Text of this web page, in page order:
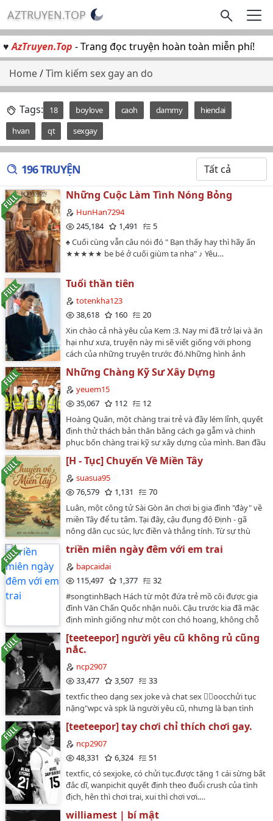
AZTRUYEN.TOP
♥AzTruyen.Top - Trang đọc truyện hoàn toàn miễn phí!
Home/Tìm kiếm sex gay an do
Tags: 18 boylove caoh dammy
hiendai
hvan
qt sexgay
196 TRUYỆN
Những Cuộc Làm Tình Nóng Bỏng
HunHan7294
245,184
1,491
5
♠ Cuối cùng vẫn câu nói đó " Bạn thấy hay thì hãy ấn
★★★★★ be bé ở cuối giùm ta nha" ♪ Yêu…
Tuổi thần tiên
totenkha123
38,618
160
20
Xin chào cả nhà yêu của Kem :3. Nay mi đã trở lại và ăn
hại như xưa, truyện này mi sẽ viết giống với phong
cách của những truyện trước đó.Những hình ảnh
chút phèn mọi người thông cảm giúp. Mình đang cố
gắng cải thiện nét vẽ để mọi người dễ hình dung
những đứa con của mình một cách hoàn hảo nhất Sơ
cậu ta rất đẹp trai và rất giỏi ăn nói người do có tính
cách rất hòa đồng . Chiều cao 1m83, đôi môi hồng
căng bóng, cặp mắt 2 mí hút sâu ánh nhìn của mọi
người.Kha một anh chàng dễ thương với thân hình
đầy đặn, một người yêu thích thể thao, cậu có nét rất
giống con gái. Đặt biệt siêu đẹp trai, nhưng cậu tỏ ra
khá thờ ơ với mọi thứ xung quanh.Và mọi số nhân vật
khác sẽ được phát triễn xuyên suốt câu chuyệnLinh
một người bạn thuở thiếu thời mang một tình yêu
mãnh liệt với Kha…
Những Chàng Kỹ Sư Xây Dựng
yeuem15
35,067
112
12
Hoàng Quân, một chàng trai trẻ và đầy lém lỉnh, quyết
định thử thách bản thân bằng cách gạ gẫm và chinh
phục bốn chàng trai kỹ sư xây dựng của mình. Ban đầu
mắt đầy ẩn ý, Quân dần dẫn dắt các bạn vào thế giới
của sự khám phá tình dục tự do và không giới hạn…
[H - Tục] Chuyến Về Miền Tây
suasua95
76,579
1,131
70
Luân, một công tử Sài Gòn ăn chơi bị gia đình "đày" về
miền Tây để tu tâm. Tại đây, cậu đụng độ Định - gã
nông dân cục súc, lực điền và thẳng tính. Từ sự thù
huống hài hước, oái oăm đã kéo họ lại gần nhau. Qua
những biến cố về gia đình, định kiến xã hội và sự hy
sinh của bạn bè, cả hai dần nhận ra tình cảm thực sự.
Tây Tác giả: Cu Sữa Số chương: 70 Trạng thái: Đang ra.
Thể loại: Drama, boylove, tình dục, lãng mạn Đối tượng
độc giả Độc giả trên 18 tuổi. Phát hành hàng ngày vào
lúc 19h30. Cảnh báo: Truyện có nhiều chi tiết nhạy cảm,
văn dơ, có một số tình tiết hư cấu.…
triền miên ngày đêm với em trai
bapcaidai
115,497
1,377
32
#songtinhBạch Hách từ một đứa trẻ mồ côi được gia
đình Văn Chấn Quốc nhận nuôi. Cậu trước kia đã mặc
định mình giống như một con chó hoang, không chỗ
ở, không nơi nương tựa. Cho đến khi được gia đình
nhận nuôi tận tình chăm sóc. Đặc biệt còn được người
anh trai nuôi chiều chuộng từ trái tim đến thể xác.Văn
Tĩnh Tiêu từ khi nhìn thấy Bạch Hách liền thay đổi thái
độ, ngay đêm đầu tiên khi nhìn vào quần của em trai
Hách thuộc quyền sở hữu của hắn. Để cho cậu biết
người có thể làm cậu cao trào và sung sướиɠ chỉ có
thể là Văn Tĩnh Tiêu hắnCP : Văn Tĩnh Tiêu x Bạch
Hách…
[teeteepor] người yêu cũ không rủ cũng
nắc.
ncp2907
33,477
3,507
33
textfic theo dạng sex joke và chat sex 😮‍💨oocchửi tục
nặng"wpc và spk là người yêu cũ, nhưng là bạn tình
[teeteepor] tay chơi chỉ thích chơi gay.
ncp2907
48,331
6,324
51
textfic, có sexjoke, có chửi tục.được tặng 1 cái sừng bất
đắc dĩ, wanpichit quyết định theo đuổi crush của tình
địch, hên thì chơi trai, xui thì chơi vơi.…
williamest | bí mật